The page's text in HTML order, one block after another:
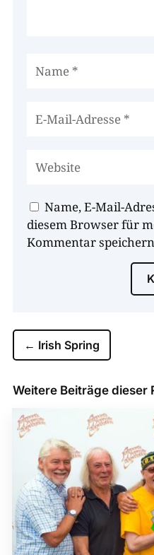
Name, E-Mail-
diesem Browser für
Kommentar
← Irish Spring
Weitere Beiträge dieser